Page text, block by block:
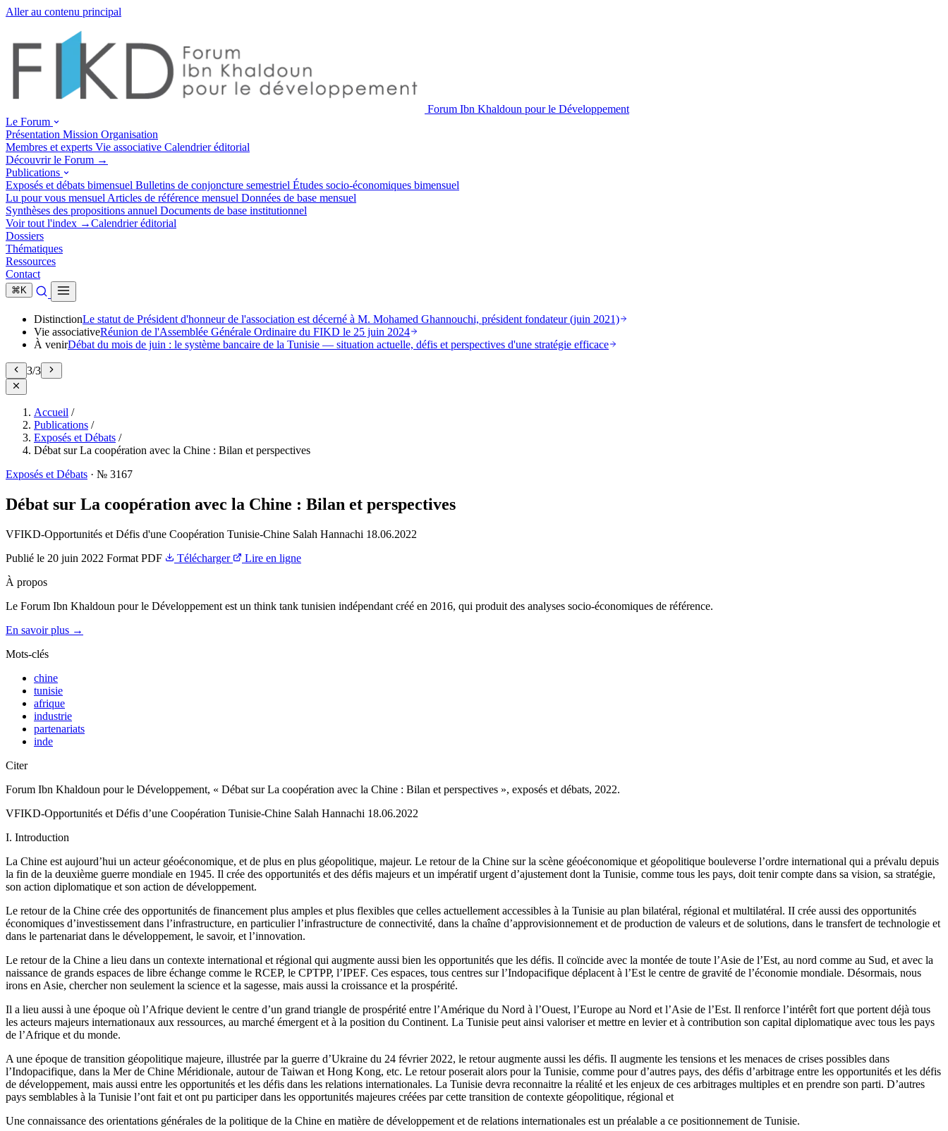
Aller au contenu principal
Forum Ibn Khaldoun pour le Développement
Le Forum
Présentation Mission Organisation
Membres et experts Vie associative Calendrier éditorial
Découvrir le Forum →
Publications
Exposés et débats bimensuel Bulletins de conjoncture semestriel Études socio-économiques bimensuel
Lu pour vous mensuel Articles de référence mensuel Données de base mensuel
Synthèses des propositions annuel Documents de base institutionnel
Voir tout l'index →Calendrier éditorial
Dossiers
Thématiques
Ressources
Contact
⌘ K
DistinctionLe statut de Président d'honneur de l'association est décerné à M. Mohamed Ghannouchi, président fondateur (juin 2021)
Vie associativeRéunion de l'Assemblée Générale Ordinaire du FIKD le 25 juin 2024
À venirDébat du mois de juin : le système bancaire de la Tunisie — situation actuelle, défis et perspectives d'une stratégie efficace
3/3
Accueil /
Publications /
Exposés et Débats /
Débat sur La coopération avec la Chine : Bilan et perspectives
Exposés et Débats · № 3167
Débat sur La coopération avec la Chine : Bilan et perspectives
VFIKD-Opportunités et Défis d'une Coopération Tunisie-Chine Salah Hannachi 18.06.2022
Publié le 20 juin 2022 Format PDF Télécharger
Lire en ligne
À propos
Le Forum Ibn Khaldoun pour le Développement est un think tank tunisien indépendant créé en 2016, qui produit des analyses socio-économiques de référence.
En savoir plus →
Mots-clés
chine
tunisie
afrique
industrie
partenariats
inde
Citer
Forum Ibn Khaldoun pour le Développement, « Débat sur La coopération avec la Chine : Bilan et perspectives », exposés et débats, 2022.
VFIKD-Opportunités et Défis d’une Coopération Tunisie-Chine Salah Hannachi 18.06.2022
I. Introduction
La Chine est aujourd’hui un acteur géoéconomique, et de plus en plus géopolitique, majeur. Le retour de la Chine sur la scène géoéconomique et géopolitique bouleverse l’ordre international qui a prévalu depuis
la fin de la deuxième guerre mondiale en 1945. Il crée des opportunités et des défis majeurs et un impératif urgent d’ajustement dont la Tunisie, comme tous les pays, doit tenir compte dans sa vision, sa stratégie,
son action diplomatique et son action de développement.
Le retour de la Chine crée des opportunités de financement plus amples et plus flexibles que celles actuellement accessibles à la Tunisie au plan bilatéral, régional et multilatéral. II crée aussi des opportunités
économiques d’investissement dans l’infrastructure, en particulier l’infrastructure de connectivité, dans la chaîne d’approvisionnement et de production de valeurs et de solutions, dans le transfert de technologie et
dans le partenariat dans le développement, le savoir, et l’innovation.
Le retour de la Chine a lieu dans un contexte international et régional qui augmente aussi bien les opportunités que les défis. Il coïncide avec la montée de toute l’Asie de l’Est, au nord comme au Sud, et avec la
naissance de grands espaces de libre échange comme le RCEP, le CPTPP, l’IPEF. Ces espaces, tous centres sur l’Indopacifique déplacent à l’Est le centre de gravité de l’économie mondiale. Désormais, nous
irons en Asie, chercher non seulement la science et la sagesse, mais aussi la croissance et la prospérité.
Il a lieu aussi à une époque où l’Afrique devient le centre d’un grand triangle de prospérité entre l’Amérique du Nord à l’Ouest, l’Europe au Nord et l’Asie de l’Est. Il renforce l’intérêt fort que portent déjà tous
les acteurs majeurs internationaux aux ressources, au marché émergent et à la position du Continent. La Tunisie peut ainsi valoriser et mettre en levier et à contribution son capital diplomatique avec tous les pays
de l’Afrique et du monde.
A une époque de transition géopolitique majeure, illustrée par la guerre d’Ukraine du 24 février 2022, le retour augmente aussi les défis. Il augmente les tensions et les menaces de crises possibles dans
l’Indopacifique, dans la Mer de Chine Méridionale, autour de Taiwan et Hong Kong, etc. Le retour poserait alors pour la Tunisie, comme pour d’autres pays, des défis d’arbitrage entre les opportunités et les défis
de développement, mais aussi entre les opportunités et les défis dans les relations internationales. La Tunisie devra reconnaitre la réalité et les enjeux de ces arbitrages multiples et en prendre son parti. D’autres
pays semblables à la Tunisie l’ont fait et ont pu participer dans les opportunités majeures créées par cette transition de contexte géopolitique, régional et
Une connaissance des orientations générales de la politique de la Chine en matière de développement et de relations internationales est un préalable a ce positionnement de Tunisie.